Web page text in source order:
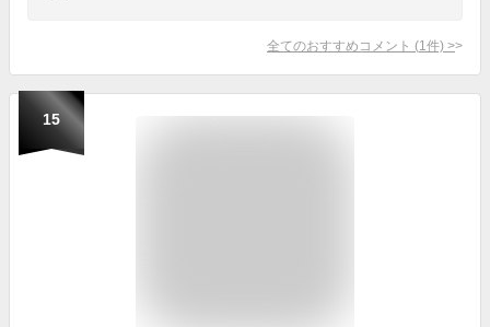
全てのおすすめコメント (1 件) >
15